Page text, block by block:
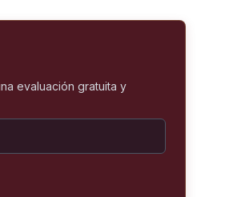
evaluación gratuita y